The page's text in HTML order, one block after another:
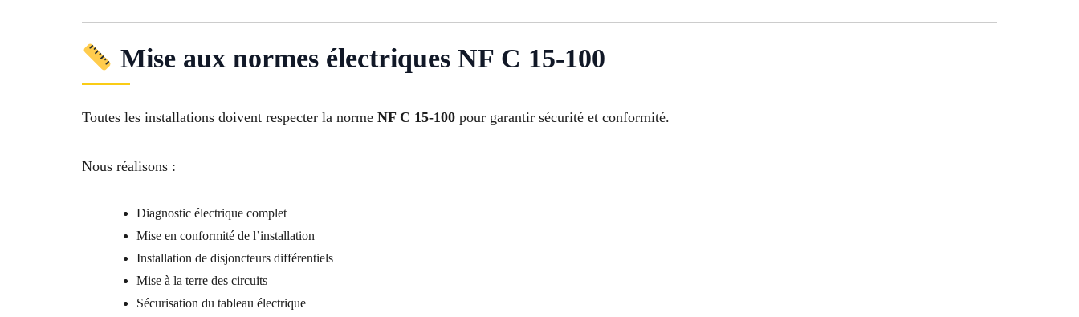
Mise aux normes électriques NF C 15-100
Toutes les installations doivent respecter la norme NF C 15-100 pour garantir sécurité et conformité.
Nous réalisons :
Diagnostic électrique complet
Mise en conformité de l’installation
Installation de disjoncteurs différentiels
Mise à la terre des circuits
Sécurisation du tableau électrique